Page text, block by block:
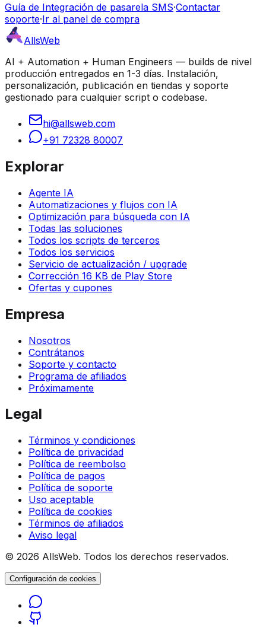
Guía de Integración de pasarela SMS·Contactar
soporte·Ir al panel de compra
AllsWeb
AI + Automation + Human Engineers — builds de nivel
producción entregados en 1-3 días. Instalación,
personalización, publicación en tiendas y soporte
gestionado para cualquier script o codebase.
hi@allsweb.com
+91 72328 80007
Explorar
Agente IA
Automatizaciones y flujos con IA
Optimización para búsqueda con IA
Todas las soluciones
Todos los scripts de terceros
Todos los servicios
Servicio de actualización / upgrade
Corrección 16 KB de Play Store
Ofertas y cupones
Empresa
Nosotros
Contrátanos
Soporte y contacto
Programa de afiliados
Próximamente
Legal
Términos y condiciones
Política de privacidad
Política de reembolso
Política de pagos
Política de soporte
Uso aceptable
Política de cookies
Términos de afiliados
Aviso legal
© 2026 AllsWeb. Todos los derechos reservados.
Configuración de cookies